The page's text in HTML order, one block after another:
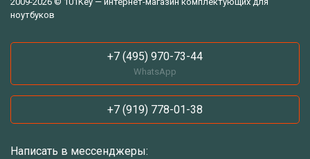
ноутбуков
+7 (495) 970-73-44
WhatsApp
+7 (919) 778-01-38
Написать в мессенджеры: